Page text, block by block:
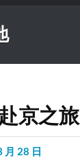
京之旅
月 28 日